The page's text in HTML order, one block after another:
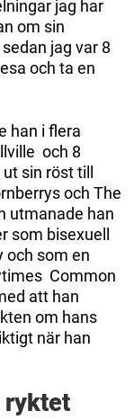
jag har
om sin
jag var 8
och ta en
han i flera
och 8
sin röst till
och The
utmanade han
som bisexuell
och som en
Common
att han
om hans
när han
ryktet